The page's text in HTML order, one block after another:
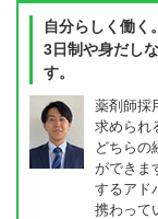
自分らしく働く
3日制や身だし
す。
薬剤師採
求められ
どちらの
ができま
するアド
携わって